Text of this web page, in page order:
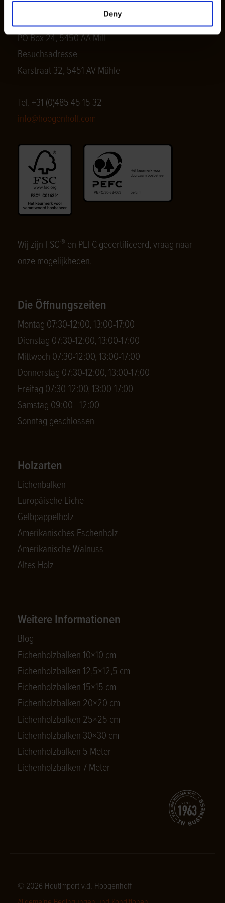
Deny
Houtimport v.d. Hoogenhoff
Postanschrift
PO Box 24, 5450 AA Mill
Besuchsadresse
Karstraat 32, 5451 AV Mühle
Tel. +31 (0)485 45 15 32
info@hoogenhoff.com
Wij zijn FSC® en PEFC gecertificeerd, vraag naar
onze mogelijkheden.
Die Öffnungszeiten
Montag 07:30-12:00, 13:00-17:00
Dienstag 07:30-12:00, 13:00-17:00
Mittwoch 07:30-12:00, 13:00-17:00
Donnerstag 07:30-12:00, 13:00-17:00
Freitag 07:30-12:00, 13:00-17:00
Samstag 09:00 - 12:00
Sonntag geschlossen
Holzarten
Eichenbalken
Europäische Eiche
Gelbpappelholz
Amerikanisches Eschenholz
Amerikanische Walnuss
Altes Holz
Weitere Informationen
Blog
Eichenholzbalken 10×10 cm
Eichenholzbalken 12,5×12,5 cm
Eichenholzbalken 15×15 cm
Eichenholzbalken 20×20 cm
Eichenholzbalken 25×25 cm
Eichenholzbalken 30×30 cm
Eichenholzbalken 5 Meter
Eichenholzbalken 7 Meter
© 2026 Houtimport v.d. Hoogenhoff